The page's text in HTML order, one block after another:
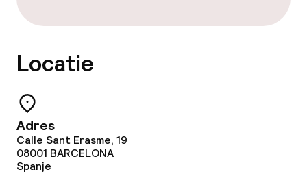
Locatie
Adres
Calle Sant Erasme, 19
08001 BARCELONA
Spanje